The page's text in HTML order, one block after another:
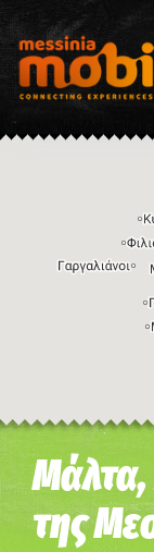
Μάλτα,
της